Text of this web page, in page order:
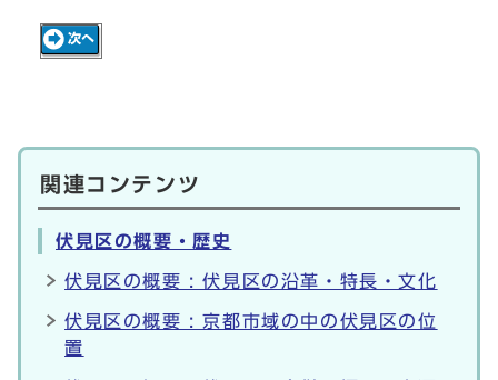
関連コンテンツ
伏見区の概要・歴史
伏見区の概要 : 伏見区の沿革・特長・文化
伏見区の概要 : 京都市域の中の伏見区の位
置